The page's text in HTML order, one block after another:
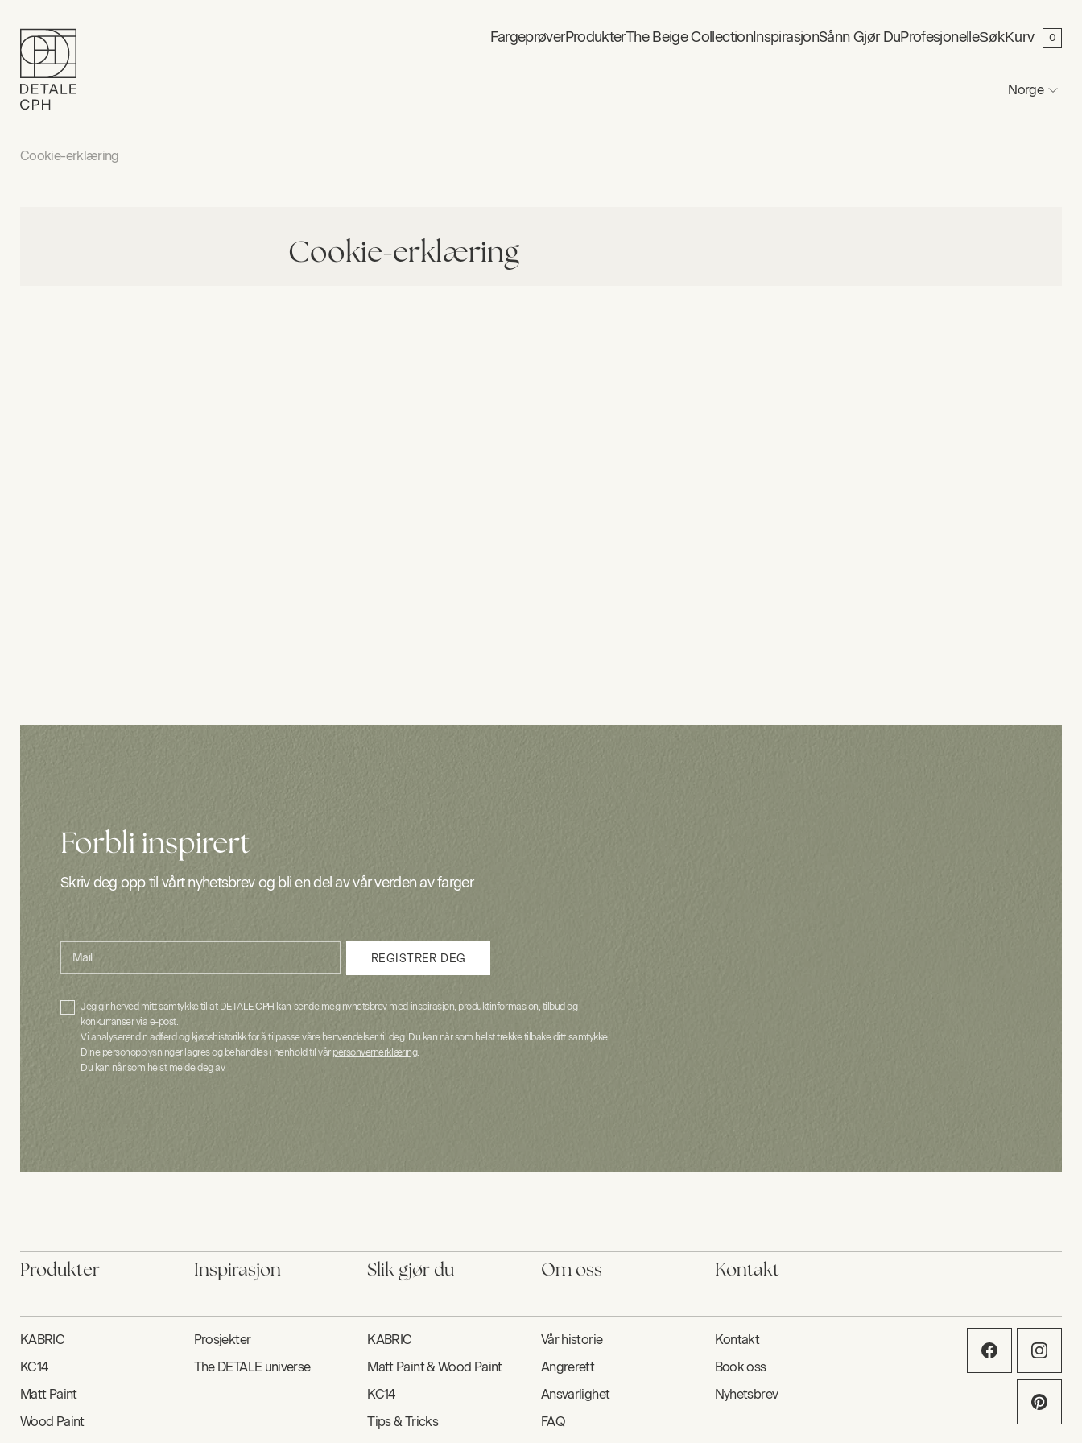
FargeprøverProdukterThe Beige CollectionInspirasjonSånn Gjør DuProfesjonelleSøkKurv 0
Norge
Cookie-erklæring
Cookie-erklæring
Forbli inspirert
Skriv deg opp til vårt nyhetsbrev og bli en del av vår verden av farger
Mail REGISTRER DEG
Jeg gir herved mitt samtykke til at DETALE CPH kan sende meg nyhetsbrev med inspirasjon, produktinformasjon, tilbud og
konkurranser via e-post.
Vi analyserer din adferd og kjøpshistorikk for å tilpasse våre henvendelser til deg. Du kan når som helst trekke tilbake ditt samtykke.
Dine personopplysninger lagres og behandles i henhold til vår personvernerklæring.
Du kan når som helst melde deg av.
Produkter
KABRIC
KC14
Matt Paint
Wood Paint
Inspirasjon
Prosjekter
The DETALE universe
Slik gjør du
KABRIC
Matt Paint & Wood Paint
KC14
Tips & Tricks
Om oss
Vår historie
Angrerett
Ansvarlighet
FAQ
Kontakt
Kontakt
Book oss
Nyhetsbrev